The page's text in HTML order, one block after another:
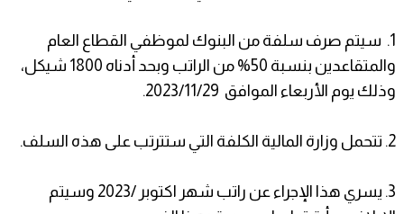
1. سيتم صرف سلفة من البنوك لموظفي القطاع العام
والمتقاعدين بنسبة 50% من الراتب وبحد أدناه 1800 شيكل،
وذلك يوم الأربعاء الموافق 2023/11/29.
2. تتحمل وزارة المالية الكلفة التي ستترتب على هذه السلف.
3. يسري هذا الإجراء عن راتب شهر اكتوبر /2023 وسيتم